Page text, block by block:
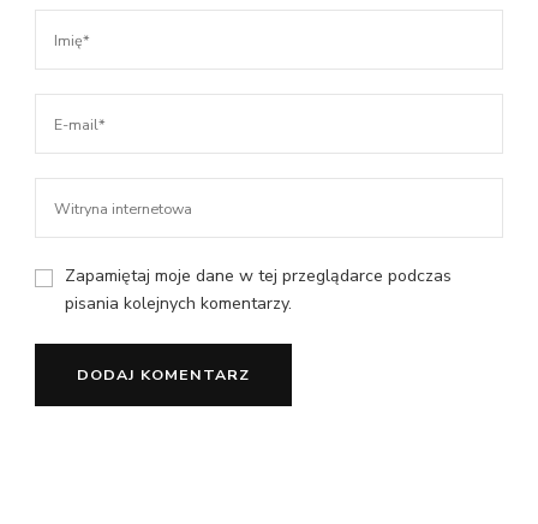
Zapamiętaj moje dane w tej przeglądarce podczas
pisania kolejnych komentarzy.